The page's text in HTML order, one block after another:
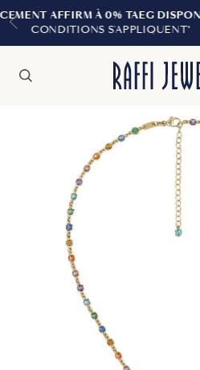
DISPONIBLE| DES